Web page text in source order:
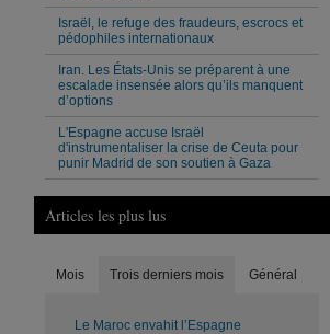
Israël, le refuge des fraudeurs, escrocs et
pédophiles internationaux
Iran. Les États-Unis se préparent à une
escalade insensée alors qu’ils manquent
d’options
L'Espagne accuse Israël
d'instrumentaliser la crise de Ceuta pour
punir Madrid de son soutien à Gaza
Articles les plus lus
Mois Trois derniers mois Général
Le Maroc envahit l’Espagne